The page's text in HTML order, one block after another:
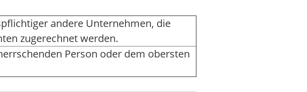
andere Unternehmen, die
zugerechnet werden.
Person oder dem obersten